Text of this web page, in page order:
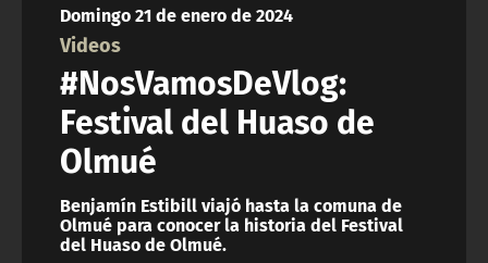
Domingo 21 de enero de 2024
Videos
#NosVamosDeVlog:
Festival del Huaso de
Olmué
Benjamín Estibill viajó hasta la comuna de
Olmué para conocer la historia del Festival
del Huaso de Olmué.